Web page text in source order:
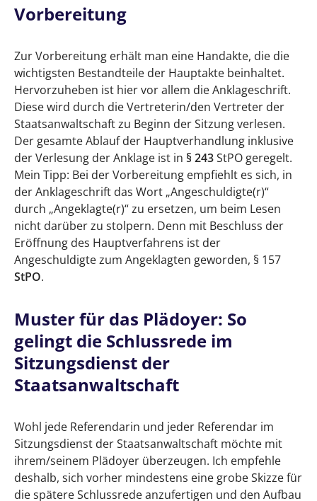
Vorbereitung
Zur Vorbereitung erhält man eine Handakte, die die
wichtigsten Bestandteile der Hauptakte beinhaltet.
Hervorzuheben ist hier vor allem die Anklageschrift.
Diese wird durch die Vertreterin/den Vertreter der
Staatsanwaltschaft zu Beginn der Sitzung verlesen.
Der gesamte Ablauf der Hauptverhandlung inklusive
der Verlesung der Anklage ist in § 243StPO geregelt.
Mein Tipp: Bei der Vorbereitung empfiehlt es sich, in
der Anklageschrift das Wort „Angeschuldigte(r)“
durch „Angeklagte(r)“ zu ersetzen, um beim Lesen
nicht darüber zu stolpern. Denn mit Beschluss der
Eröffnung des Hauptverfahrens ist der
Angeschuldigte zum Angeklagten geworden, § 157
StPO.
Muster für das Plädoyer: So
gelingt die Schlussrede im
Sitzungsdienst der
Staatsanwaltschaft
Wohl jede Referendarin und jeder Referendar im
Sitzungsdienst der Staatsanwaltschaft möchte mit
ihrem/seinem Plädoyer überzeugen. Ich empfehle
deshalb, sich vorher mindestens eine grobe Skizze für
die spätere Schlussrede anzufertigen und den Aufbau